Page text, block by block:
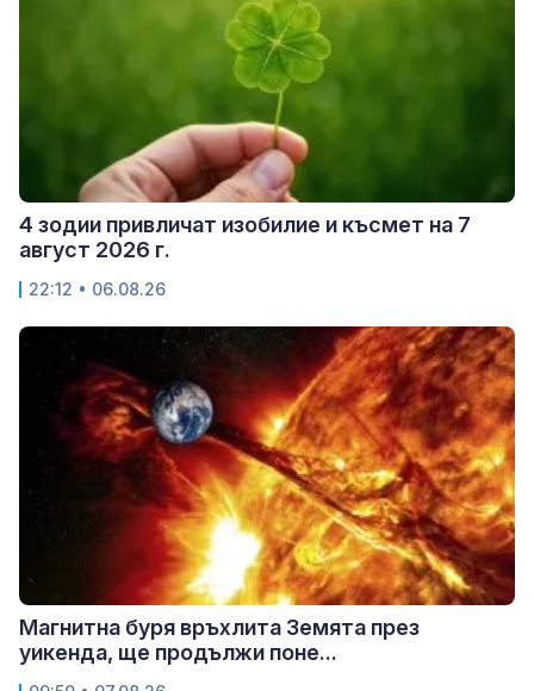
4 зодии привличат изобилие и късмет на 7
август 2026 г.
22:12 • 06.08.26
Магнитна буря връхлита Земята през
уикенда, ще продължи поне...